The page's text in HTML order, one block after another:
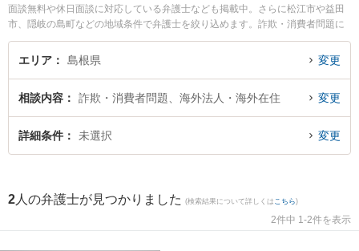
面談無料や休日面談に対応している弁護士なども掲載中。さらに松江市や益田
市、隠岐の島町などの地域条件で弁護士を絞り込めます。詐欺・消費者問題に
関係する投資詐欺や副業詐欺、FX詐欺等の細かな分野での絞り込み検索もでき
便利です。特に長坂法律事務所の長坂 正弁護士や隠岐ひまわり基金法律事務所
ルを今すぐに弁護士に相談したい』『海外法人・海外在住の詐欺師のトラブル
解決の実績豊富な近くの弁護士を検索したい』『初回相談無料で海外法人・海
外在住の詐欺師を法律相談できる島根県内の弁護士に相談予約したい』などで
エリア 島根県 変更
相談内容 詐欺・消費者問題、海外法人・海外在住 変更
詳細条件 未選択 変更
2 人の弁護士が見つかりました (検索結果について詳しくは こちら)
2件中 1-2件を表示